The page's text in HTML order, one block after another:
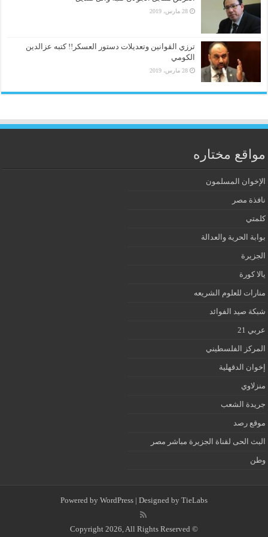
28 مارس، 2019
ترزي القوانين وتعديلات دستور العسكر!! كتبه عزالدين
الكومي
28 مارس، 2019
مواقع مختاره
الإخوان المسلمون
نافذة مصر
كلمتي
بوابة الحرية والعدالة
الجزيرة
يالا كورة
منارات للعلوم الشريعه
شبكة صيد الفوائد
عربي 21
المركز الفلسطيني
إخوان الدقهلية
منزلاوي
جريدة الشعب
موقع رصد
البث الحى لقناة الجزيرة مباشر مصر
وطن
Powered by WordPress | Designed by TieLabs
© Copyright 2026, All Rights Reserved